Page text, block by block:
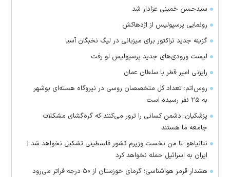
سیدحسن خمینی عزادار شد
رونمایی پرسپولیس از اژدهاکش
گزینه جدید تراکتور برای میزبانی در لیگ نخبگان آسیا
لیست ورودی‌های جدید پرسپولیس لو رفت
رایزنی امیر قطر با سلطان عمان
روس‌اتم: تعداد کل متخصصان روسی در نیروگاه هسته‌ای بوشهر
به ۲۵ نفر رسیده است
پزشکیان: دشمن کسانی را ترور می‌کنند که گره‌گشای مشکلات
جامعه ما هستند
نتانیاهو: تا من نخست وزیرم کشور فلسطینی تشکیل نخواهد شد |
ایران به اسرائیل حمله نخواهد کرد
هشدار قرمز هواشناسی؛ گرمای خوزستان از ۵۰ درجه فراتر می‌رود